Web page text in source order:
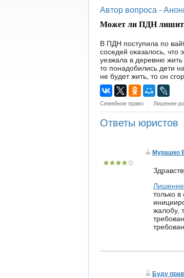
Автор вопроса -
Может ли ПДН лишить
В ПДН поступила по
соседей оказалось,
уезжала в деревню жить
то понадобились дети
не будет жить, то он
Семейное право | Лишение
Ответы юристов
Мурашко
Лишение
только
жалобу,
Буду прав